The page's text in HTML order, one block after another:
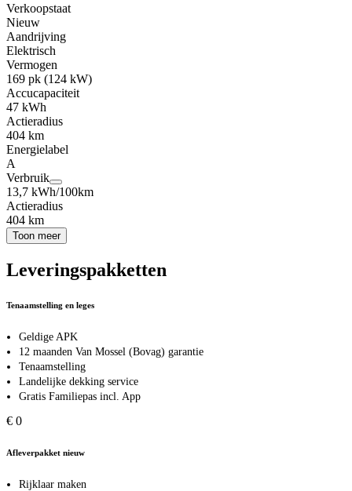
Verkoopstaat
Nieuw
Aandrijving
Elektrisch
Vermogen
169 pk (124 kW)
Accucapaciteit
47 kWh
Actieradius
404 km
Energielabel
A
Verbruik
13,7 kWh/100km
Actieradius
404 km
Toon meer
Leveringspakketten
Tenaamstelling en leges
Geldige APK
12 maanden Van Mossel (Bovag) garantie
Tenaamstelling
Landelijke dekking service
Gratis Familiepas incl. App
€ 0
Afleverpakket nieuw
Rijklaar maken